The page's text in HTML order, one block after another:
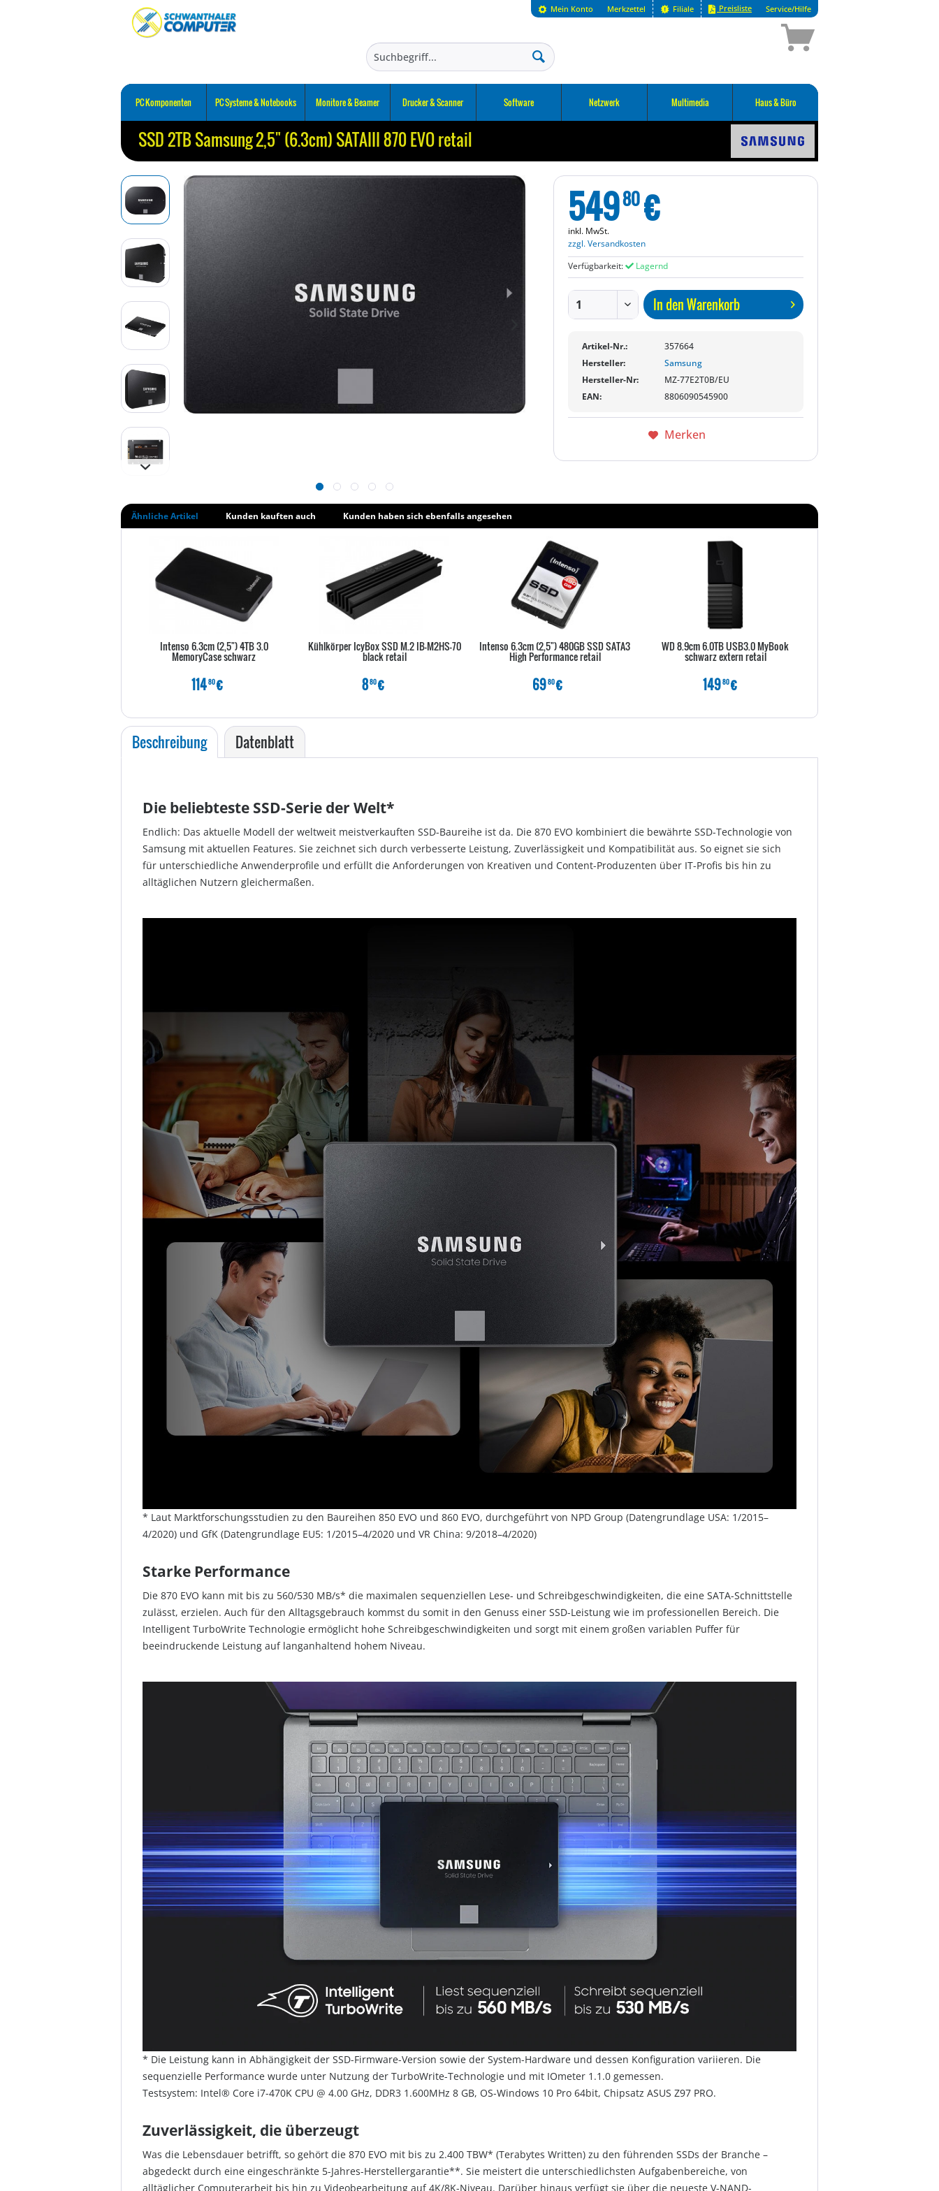
Mein Konto Merkzettel Filiale Preisliste Service/Hilfe
PC Komponenten PC Systeme & Notebooks Monitore & Beamer Drucker & Scanner Software Netzwerk Multimedia Haus & Büro
SSD 2TB Samsung 2,5" (6.3cm) SATAIII 870 EVO retail
54980€
inkl. MwSt.
zzgl. Versandkosten
Verfügbarkeit:
Lagernd
In denWarenkorb
Artikel-Nr.:
357664
Hersteller:
Samsung
Hersteller-Nr:
MZ-77E2T0B/EU
EAN:
8806090545900
Merken
Ähnliche Artikel Kunden kauften auch Kunden haben sich ebenfalls angesehen
Intenso 6.3cm (2,5") 4TB 3.0
MemoryCase schwarz
11480€
Kühlkörper IcyBox SSD M.2 IB-M2HS-70
black retail
880€
Intenso 6.3cm (2,5") 480GB SSD SATA3
High Performance retail
6980€
WD 8.9cm 6.0TB USB3.0 MyBook
schwarz extern retail
14980€
Beschreibung Datenblatt
Die beliebteste SSD-Serie der Welt*
Endlich: Das aktuelle Modell der weltweit meistverkauften SSD-Baureihe ist da. Die 870 EVO kombiniert die bewährte SSD-Technologie von
Samsung mit aktuellen Features. Sie zeichnet sich durch verbesserte Leistung, Zuverlässigkeit und Kompatibilität aus. So eignet sie sich
für unterschiedliche Anwenderprofile und erfüllt die Anforderungen von Kreativen und Content-Produzenten über IT-Profis bis hin zu
alltäglichen Nutzern gleichermaßen.
* Laut Marktforschungsstudien zu den Baureihen 850 EVO und 860 EVO, durchgeführt von NPD Group (Datengrundlage USA: 1/2015–
4/2020) und GfK (Datengrundlage EU5: 1/2015–4/2020 und VR China: 9/2018–4/2020)
Starke Performance
Die 870 EVO kann mit bis zu 560/530 MB/s* die maximalen sequenziellen Lese- und Schreibgeschwindigkeiten, die eine SATA-Schnittstelle
zulässt, erzielen. Auch für den Alltagsgebrauch kommst du somit in den Genuss einer SSD-Leistung wie im professionellen Bereich. Die
Intelligent TurboWrite Technologie ermöglicht hohe Schreibgeschwindigkeiten und sorgt mit einem großen variablen Puffer für
beeindruckende Leistung auf langanhaltend hohem Niveau.
* Die Leistung kann in Abhängigkeit der SSD-Firmware-Version sowie der System-Hardware und dessen Konfiguration variieren. Die
sequenzielle Performance wurde unter Nutzung der TurboWrite-Technologie und mit IOmeter 1.1.0 gemessen.
Testsystem: Intel® Core i7-470K CPU @ 4.00 GHz, DDR3 1.600MHz 8 GB, OS-Windows 10 Pro 64bit, Chipsatz ASUS Z97 PRO.
Zuverlässigkeit, die überzeugt
Was die Lebensdauer betrifft, so gehört die 870 EVO mit bis zu 2.400 TBW* (Terabytes Written) zu den führenden SSDs der Branche –
abgedeckt durch eine eingeschränkte 5-Jahres-Herstellergarantie**. Sie meistert die unterschiedlichsten Aufgabenbereiche, von
alltäglicher Computerarbeit bis hin zu Videobearbeitung auf 4K/8K-Niveau. Darüber hinaus verfügt sie über die neueste V-NAND-